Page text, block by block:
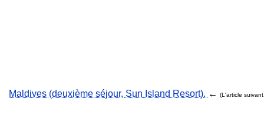
Maldives (deuxième séjour, Sun Island Resort). ← (L'article